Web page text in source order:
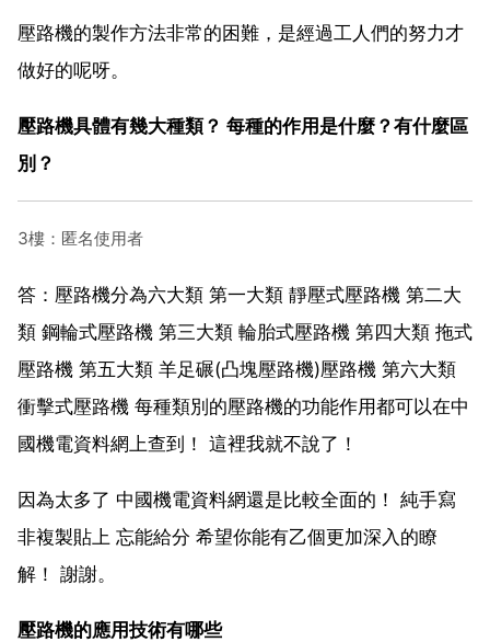
壓路機的製作方法非常的困難，是經過工人們的努力才
做好的呢呀。
壓路機具體有幾大種類？ 每種的作用是什麼？有什麼區
別？
3樓：匿名使用者
答：壓路機分為六大類 第一大類 靜壓式壓路機 第二大
類 鋼輪式壓路機 第三大類 輪胎式壓路機 第四大類 拖式
壓路機 第五大類 羊足碾(凸塊壓路機)壓路機 第六大類
衝擊式壓路機 每種類別的壓路機的功能作用都可以在中
國機電資料網上查到！ 這裡我就不說了！
因為太多了 中國機電資料網還是比較全面的！ 純手寫
非複製貼上 忘能給分 希望你能有乙個更加深入的瞭
解！ 謝謝。
壓路機的應用技術有哪些